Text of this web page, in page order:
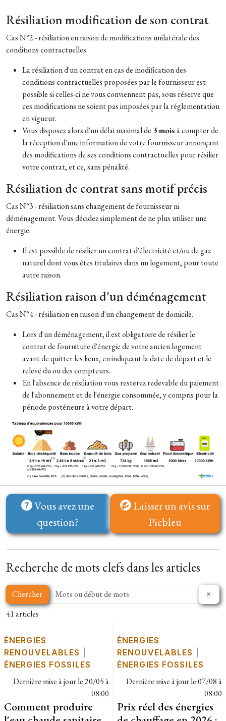
Résiliation modification de son contrat
Cas N°2 - résiliation en raison de modifications unilatérale des
conditions contractuelles.
La résiliation d'un contrat en cas de modification des
conditions contractuelles proposées par le fournisseur est
possible si celles-ci ne vous conviennent pas, sous réserve que
ces modifications ne soient pas imposées par la réglementation
en vigueur.
Vous disposez alors d'un délai maximal de 3 moisà compter de
la réception d'une information de votre fournisseur annonçant
des modifications de ses conditions contractuelles pour résilier
votre contrat, et ce, sans pénalité.
Résiliation de contrat sans motif précis
Cas N°3 - résiliation sans changement de fournisseur ni
déménagement. Vous décidez simplement de ne plus utiliser une
énergie.
Il est possible de résilier un contrat d'électricité et/ou de gaz
naturel dont vous êtes titulaires dans un logement, pour toute
autre raison.
Résiliation raison d'un déménagement
Cas N°4 - résiliation en raison d'un changement de domicile.
Lors d'un déménagement, il est obligatoire de résilier le
contrat de fourniture d'énergie de votre ancien logement
avant de quitter les lieux, en indiquant la date de départ et le
relevé du ou des compteurs.
En l'absence de résiliation vous resterez redevable du paiement
de l'abonnement et de l'énergie consommée, y compris pour la
période postérieure à votre départ.
Vous avez une
question?
Laisser un avis sur
Picbleu
Recherche de mots clefs dans les articles
Chercher
41 articles
ÉNERGIES
RENOUVELABLES
ÉNERGIES FOSSILES
Dernière mise à jour le20/05 à
08:00
Comment produire
ÉNERGIES
RENOUVELABLES
ÉNERGIES FOSSILES
Dernière mise à jour le07/08 à
08:00
Prix réel des énergies